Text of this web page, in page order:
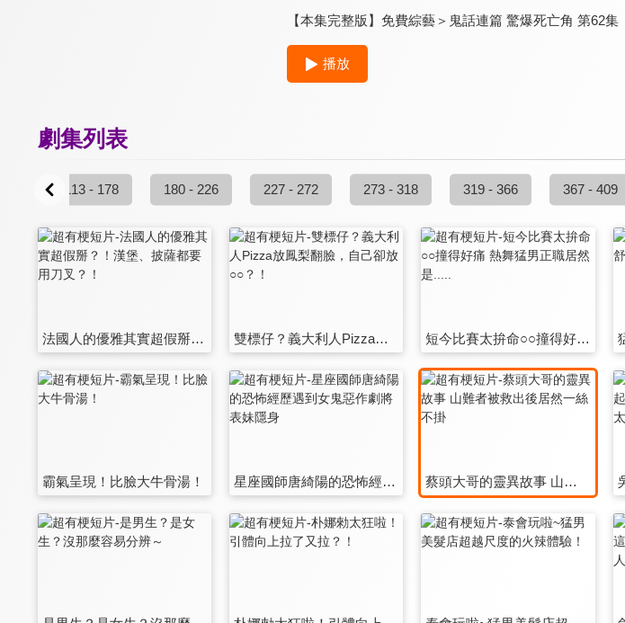
【本集完整版】免費綜藝＞鬼話連篇 驚爆死亡角 第62集
播放
劇集列表
113 - 178 180 - 226 227 - 272 273 - 318 319 - 366 367 - 409
法國人的優雅其實超假掰？！漢堡、披薩都要用刀叉？！ 雙標仔？義大利人Pizza放鳳梨翻臉，自己卻放○○？！ 短今比賽太拚命○○撞得好痛 熱舞猛男正職居然是.....
霸氣呈現！比臉大牛骨湯！ 星座國師唐綺陽的恐怖經歷遇到女鬼惡作劇將表妹隱身 蔡頭大哥的靈異故事 山難者被救出後居然一絲不掛